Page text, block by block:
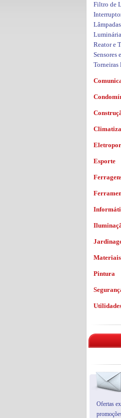
Filtro de
Lâmpadas
Reator e
Sensores
Torneiras
Esporte
Pintura
Ofertas